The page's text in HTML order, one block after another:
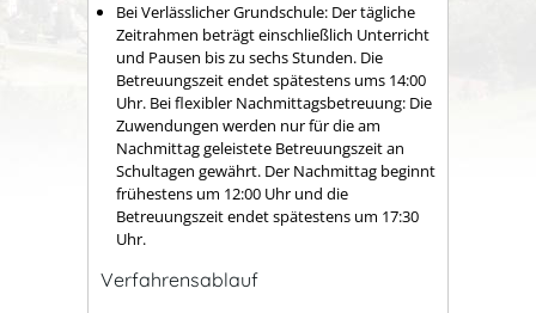
Bei Verlässlicher Grundschule: Der tägliche
Zeitrahmen beträgt einschließlich Unterricht
und Pausen bis zu sechs Stunden. Die
Betreuungszeit endet spätestens ums 14:00
Uhr. Bei flexibler Nachmittagsbetreuung: Die
Zuwendungen werden nur für die am
Nachmittag geleistete Betreuungszeit an
Schultagen gewährt. Der Nachmittag beginnt
frühestens um 12:00 Uhr und die
Betreuungszeit endet spätestens um 17:30
Uhr.
Verfahrensablauf